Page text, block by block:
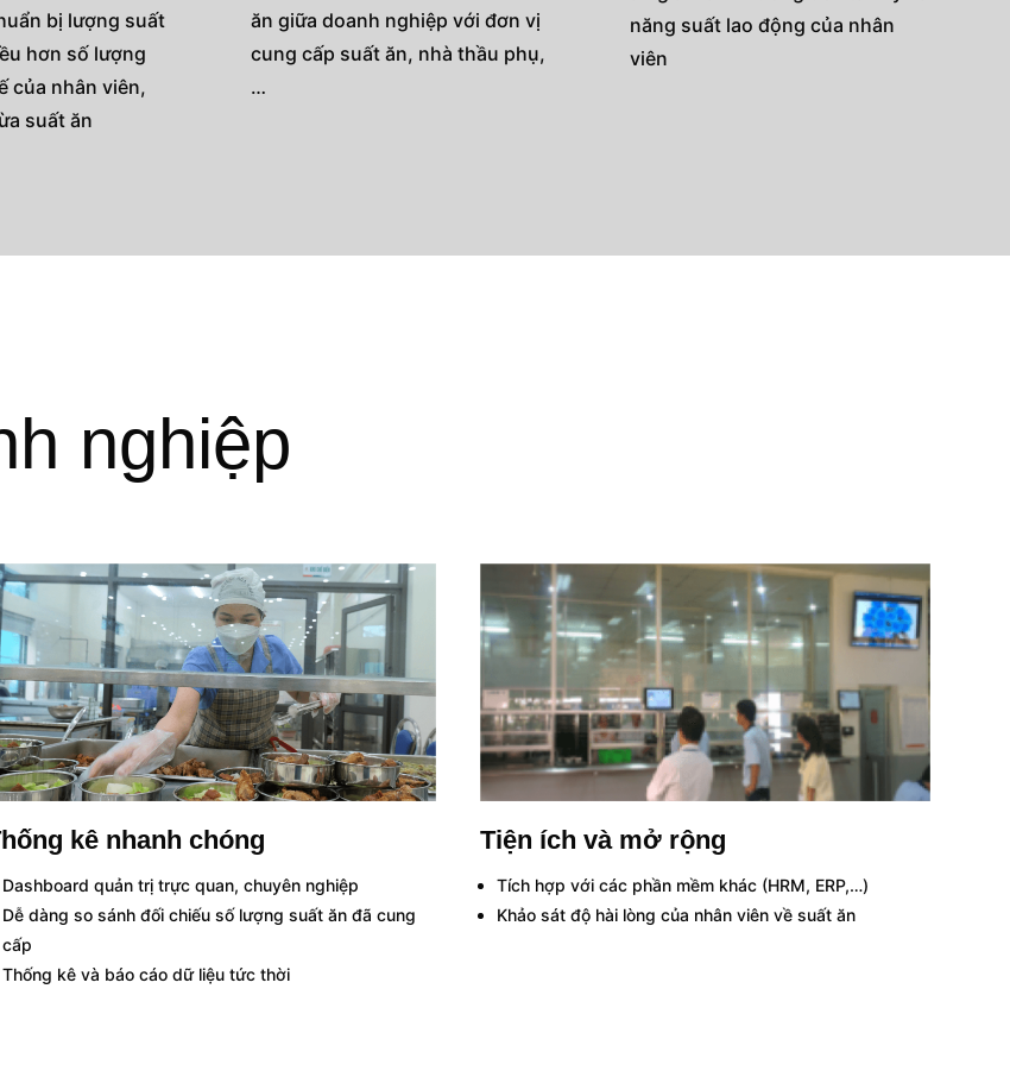
bị lượng suất
hơn số lượng
của nhân viên,
suất ăn
ăn giữa doanh nghiệp với đơn vị
cung cấp suất ăn, nhà thầu phụ,
…
năng suất lao động của nhân
viên
nghiệp
kê nhanh chóng
Dashboard quản trị trực quan, chuyên nghiệp
Dễ dàng so sánh đối chiếu số lượng suất ăn đã cung
cấp
Thống kê và báo cáo dữ liệu tức thời
Tiện ích và mở rộng
Tích hợp với các phần mềm khác (HRM, ERP,…)
Khảo sát độ hài lòng của nhân viên về suất ăn